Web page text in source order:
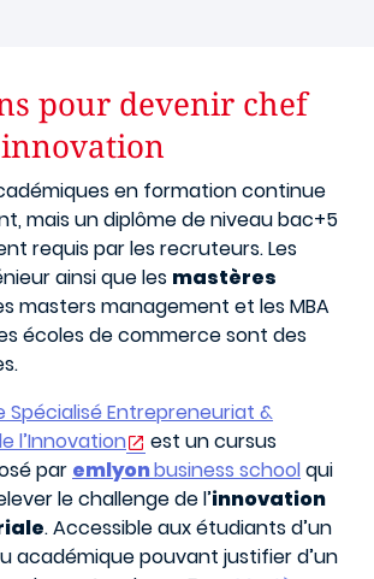
pour devenir chef
en formation continue
mais un diplôme de niveau bac+5
requis par les recruteurs. Les
ainsi que les mastères
masters management et les MBA
écoles de commerce sont des
Spécialisé Entrepreneuriat &
l’Innovation
est un cursus
par emlyonbusiness schoolqui
le challenge de l’innovation
. Accessible aux étudiants d’un
académique pouvant justifier d’un